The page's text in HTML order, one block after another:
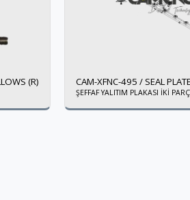
(R) CAM-XFNC-495 / SEAL
ŞEFFAF YALITIM PLAKASI İKİ